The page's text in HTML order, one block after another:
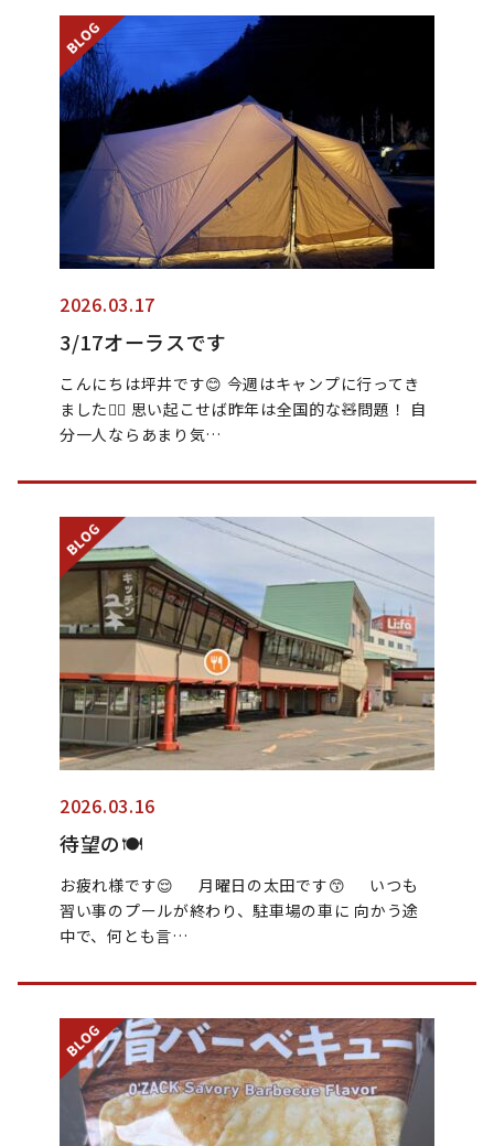
2026.03.17
3/17オーラスです
こんにちは坪井です😊 今週はキャンプに行ってき
ました🏃‍♂️ 思い起こせば昨年は全国的な🧸問題！ 自
分一人ならあまり気…
2026.03.16
待望の🍽️
お疲れ様です😌 月曜日の太田です😙 いつも
習い事のプールが終わり、駐車場の車に 向かう途
中で、何とも言…